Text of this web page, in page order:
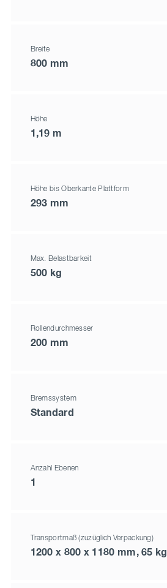
Breite
800 mm
Höhe
1,19 m
Höhe bis Oberkante Plattform
293 mm
Max. Belastbarkeit
500 kg
Rollendurchmesser
200 mm
Bremssystem
Standard
Anzahl Ebenen
1
Transportmaß (zuzüglich Verpackung)
1200 x 800 x 1180 mm, 65 kg